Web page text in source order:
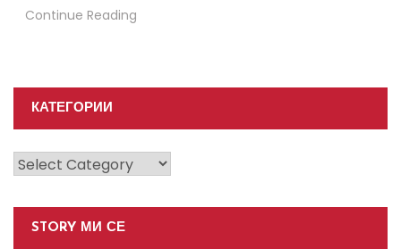
Continue Reading
КАТЕГОРИИ
Категории
STORY МИ СЕ